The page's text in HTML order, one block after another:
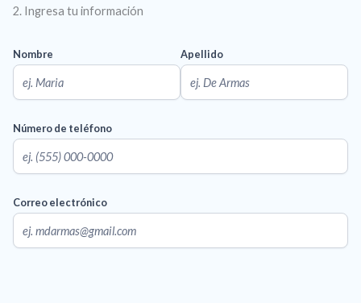
2. Ingresa tu información
Nombre Apellido
Número de teléfono
Correo electrónico